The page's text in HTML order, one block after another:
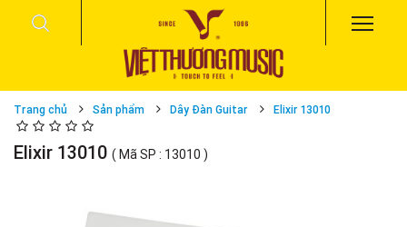
Trang chủ Sản phẩm Dây Đàn Guitar Elixir 13010
Elixir 13010 ( Mã SP : 13010 )